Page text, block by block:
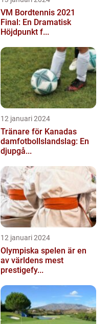
VM Bordtennis 2021
Final: En Dramatisk
Höjdpunkt f...
12 januari 2024
Tränare för Kanadas
damfotbollslandslag: En
djupgå...
12 januari 2024
Olympiska spelen är en
av världens mest
prestigefy...